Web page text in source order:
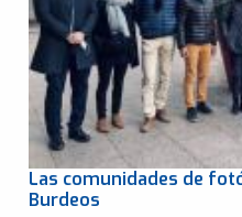
Las comunidades de
Burdeos